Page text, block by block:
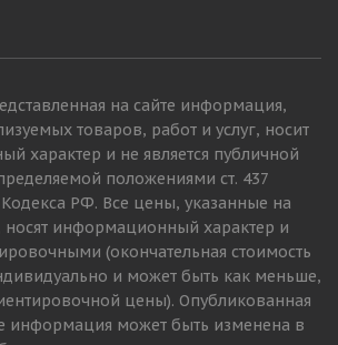
на сайте информация,
товаров, работ и услуг, носит
характер и не является публичной
положениями ст. 437
РФ. Все цены, указанные на
носят информационный характер и
(окончательная стоимость
и может быть как меньше,
цены). Опубликованная
информация может быть изменена в